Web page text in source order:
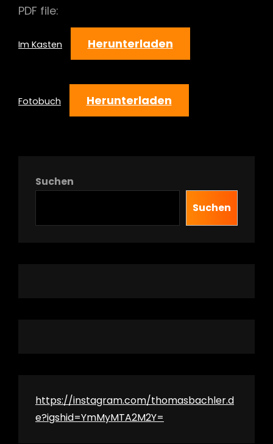
PDF file:
Im Kasten Herunterladen
Fotobuch Herunterladen
Suchen
Suchen
https://instagram.com/thomasbachler.d
e?igshid=YmMyMTA2M2Y=